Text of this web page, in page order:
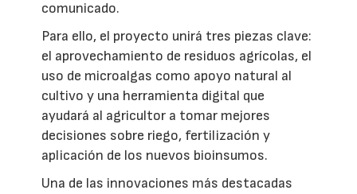
comunicado.
Para ello, el proyecto unirá tres piezas clave:
el aprovechamiento de residuos agrícolas, el
uso de microalgas como apoyo natural al
cultivo y una herramienta digital que
ayudará al agricultor a tomar mejores
decisiones sobre riego, fertilización y
aplicación de los nuevos bioinsumos.
Una de las innovaciones más destacadas